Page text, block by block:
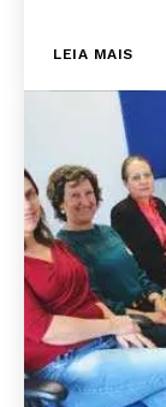
LEIA MAIS